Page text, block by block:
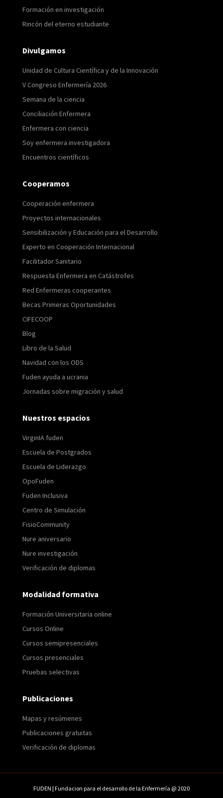
Formación en investigación
Rincón del eterno estudiante
Divulgamos
Unidad de Cultura Científica y de la Innovación
V Congreso Enfermería 2026
Semana de la ciencia
Conciliación Enfermera
Enfermera con ciencia
Soy enfermera investigadora
Encuentros científicos
Cooperamos
Cooperación enfermera
Proyectos internacionales
Sensibilización y Educación para el Desarrollo
Experto en Cooperación Internacional
Facilitador Sanitario
Respuesta Enfermera en Catástrofes
Red Enfermeras cooperantes
Becas Primeras Oportunidades
CIFECOOP
Blog
Libro de la Salud
Navidad con los ODS
Fuden ayuda a ucrania
Jornadas sobre migración y salud
Nuestros espacios
VirginIA fuden
Escuela de Postgrados
Escuela de Liderazgo
OpoFuden
Fuden Inclusiva
Centro de Simulación
FisioCommunity
Nure aniversario
Nure investigación
Verificación de diplomas
Modalidad formativa
Formación Universitaria online
Cursos Online
Cursos semipresenciales
Cursos presenciales
Pruebas selectivas
Publicaciones
Mapas y resúmenes
Publicaciones gratuitas
Verificación de diplomas
FUDEN | Fundacion para el desarrollo de la Enfermería @ 2020